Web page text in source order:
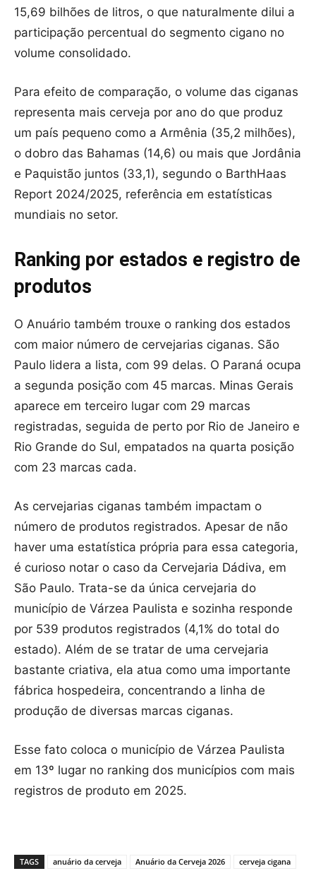
15,69 bilhões de litros, o que naturalmente dilui a
participação percentual do segmento cigano no
volume consolidado.
Para efeito de comparação, o volume das ciganas
representa mais cerveja por ano do que produz
um país pequeno como a Armênia (35,2 milhões),
o dobro das Bahamas (14,6) ou mais que Jordânia
e Paquistão juntos (33,1), segundo o BarthHaas
Report 2024/2025, referência em estatísticas
mundiais no setor.
Ranking por estados e registro de
produtos
O Anuário também trouxe o ranking dos estados
com maior número de cervejarias ciganas. São
Paulo lidera a lista, com 99 delas. O Paraná ocupa
a segunda posição com 45 marcas. Minas Gerais
aparece em terceiro lugar com 29 marcas
registradas, seguida de perto por Rio de Janeiro e
Rio Grande do Sul, empatados na quarta posição
com 23 marcas cada.
As cervejarias ciganas também impactam o
número de produtos registrados. Apesar de não
haver uma estatística própria para essa categoria,
é curioso notar o caso da Cervejaria Dádiva, em
São Paulo. Trata-se da única cervejaria do
município de Várzea Paulista e sozinha responde
por 539 produtos registrados (4,1% do total do
estado). Além de se tratar de uma cervejaria
bastante criativa, ela atua como uma importante
fábrica hospedeira, concentrando a linha de
produção de diversas marcas ciganas.
Esse fato coloca o município de Várzea Paulista
em 13º lugar no ranking dos municípios com mais
registros de produto em 2025.
TAGS anuário da cerveja Anuário da Cerveja 2026 cerveja cigana